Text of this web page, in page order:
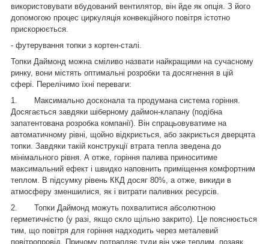
використовувати вбудований вентилятор, він йде як опція. З його
допомогою процес циркуляція конвекційного повітря істотно
прискорюється.
- футерування топки з кортен-сталі.
Топки Даймонд можна сміливо назвати найкращими на сучасному
ринку, вони містять оптимальні розробки та досягнення в цій
сфері. Перелічимо їхні переваги:
1.
Максимально досконала та продумана система горіння.
Досягається завдяки шіберному даймон-клапану (подібна
запатентована розробка компанії). Він спрацьовуватиме на
автоматичному рівні, щойно відкриється, або закриється дверцята
топки. Завдяки такій конструкції втрата тепла зведена до
мінімального рівня. А отже, горіння палива приноситиме
максимальний ефект і швидко наповнить приміщення комфортним
теплом. В підсумку рівень ККД досяг 80%, а отже, викиди в
атмосферу зменшилися, як і витрати паливних ресурсів.
2.
Топки Даймонд можуть похвалитися абсолютною
герметичністю (у разі, якщо скло щільно закрито). Це пояснюється
тим, що повітря для горіння надходить через металевий
повітропровід. Причому потрапляє туди він уже теплим, позаяк